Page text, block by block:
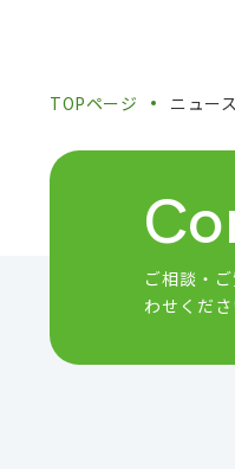
TOPページ ニュー
ご相談・ご
わせくださ